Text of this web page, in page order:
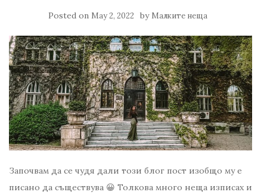
Posted on May 2, 2022 by Малките неща
Започвам да се чудя дали този блог пост изобщо му е
писано да съществува 😀 Толкова много неща изписах и